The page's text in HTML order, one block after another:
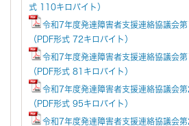
式 110キロバイト）
令和7年度発達障害者支援連絡協議会
（PDF形式 72キロバイト）
令和7年度発達障害者支援連絡協議会
（PDF形式 81キロバイト）
令和7年度発達障害者支援連絡協議会
（PDF形式 95キロバイト）
令和7年度発達障害者支援連絡協議会